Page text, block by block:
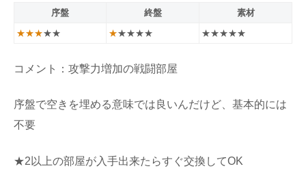
序盤 終盤
素材
★★★★★ ★★★★★ ★★★★★
コメント：攻撃力増加の戦闘部屋
序盤で空きを埋める意味では良いんだけど、基本的には
不要
★2以上の部屋が入手出来たらすぐ交換してOK